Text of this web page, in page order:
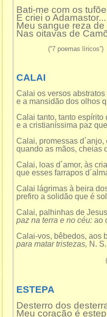
Bati-me com os
E criei o Adamastor...
Meu sangue reza de
Nas oitavas de
(“7 poemas líricos”)
CALAI
Calai os versos abstratos
e a mansidão dos olhos
Calai tanto, tanto espírito
e a cristianíssima paz
Calai, promessas
quando as mãos, cheias
Calai, loas d´amor, às
que esses farrapos
Calai lágrimas à beira
prefiro a solidão que é
Calai, palhinhas de
paz na terra e no céu: ao
Calai-vos, bêbedos, aos
para matar tristezas, N.
ESTEPA
Desterro dos
Meu coração é